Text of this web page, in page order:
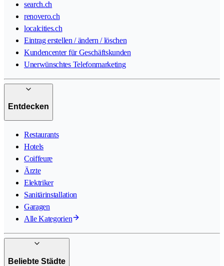
search.ch
renovero.ch
localcities.ch
Eintrag erstellen / ändern / löschen
Kundencenter für Geschäftskunden
Unerwünschtes Telefonmarketing
Entdecken
Restaurants
Hotels
Coiffeure
Ärzte
Elektriker
Sanitärinstallation
Garagen
Alle Kategorien
Beliebte Städte